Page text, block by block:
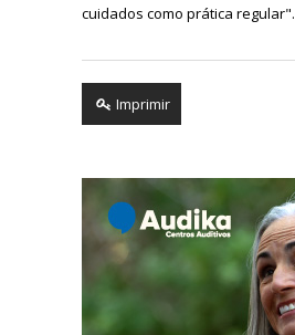
cuidados como prática regular".
Imprimir